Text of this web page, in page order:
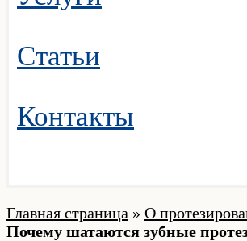
Статьи
Контакты
Главная страница » О
Почему шатаются зубные